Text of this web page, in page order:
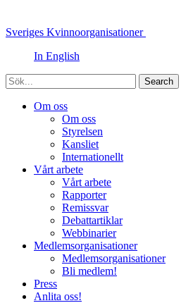
Sveriges Kvinnoorganisationer
In English
Sök
Om oss
Om oss
Styrelsen
Kansliet
Internationellt
Vårt arbete
Vårt arbete
Rapporter
Remissvar
Debattartiklar
Webbinarier
Medlemsorganisationer
Medlemsorganisationer
Bli medlem!
Press
Anlita oss!